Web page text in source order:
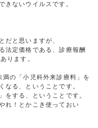
きないウイルスです。
だと思いますが、
法定価格である、診療報酬
ります。
の「小児科外来診療料」を
なる、ということです。
をする、ということです。
れ！とかこき使っておい